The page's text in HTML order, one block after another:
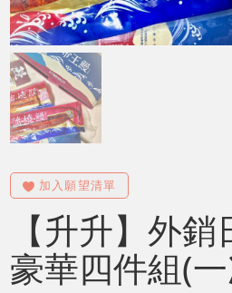
【升升】外
豪華四件組(